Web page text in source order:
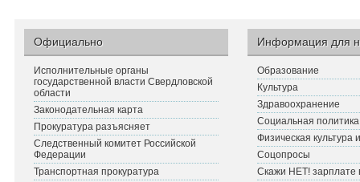
Официально
Исполнительные органы
государственной власти Свердловской
области
Законодательная карта
Прокуратура разъясняет
Следственный комитет Российской
Федерации
Транспортная прокуратура
Информация для
Образование
Культура
Здравоохранение
Социальная политика
Физическая культура
Соцопросы
Скажи НЕТ! зарплате